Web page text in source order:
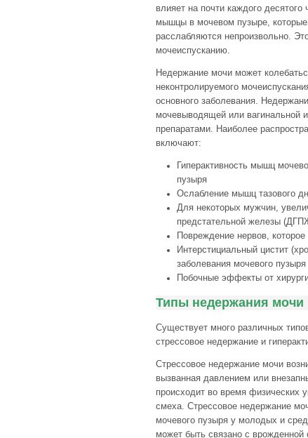
влияет на почти каждого
мышцы в мочевом пузыре,
расслабляются непроизвольно.
мочеиспусканию.
Недержание мочи может
неконтролируемого
основного заболевания.
мочевыводящей или вагинальной
препаратами. Наиболее
включают:
Гиперактивность мышц
пузыря
Ослабление мышц тазового
Для некоторых мужчин,
предстательной железы
Повреждение нервов,
Интерстициальный цистит
заболевания мочевого пузыря
Побочные эффекты от
Типы недержания мочи
Существует много различных
стрессовое недержание и
Стрессовое недержание мочи
вызванная давлением или
происходит во время физических
смеха. Стрессовое недержание
мочевого пузыря у молодых и
может быть связано с